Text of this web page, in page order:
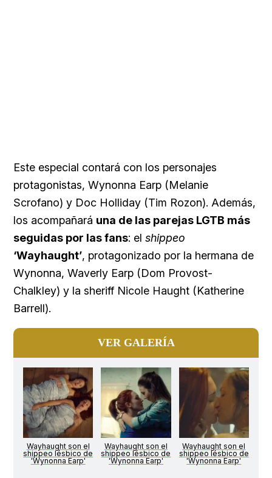
Este especial contará con los personajes
protagonistas, Wynonna Earp (Melanie
Scrofano) y Doc Holliday (Tim Rozon). Además,
los acompañará una de las parejas LGTB más
seguidas por las fans: el shippeo
‘Wayhaught’, protagonizado por la hermana de
Wynonna, Waverly Earp (Dom Provost-
Chalkley) y la sheriff Nicole Haught (Katherine
Barrell).
VER GALERÍA
Wayhaught son el
shippeo lésbico de
'Wynonna Earp'
Wayhaught son el
shippeo lésbico de
'Wynonna Earp'
Wayhaught son el
shippeo lésbico de
'Wynonna Earp'